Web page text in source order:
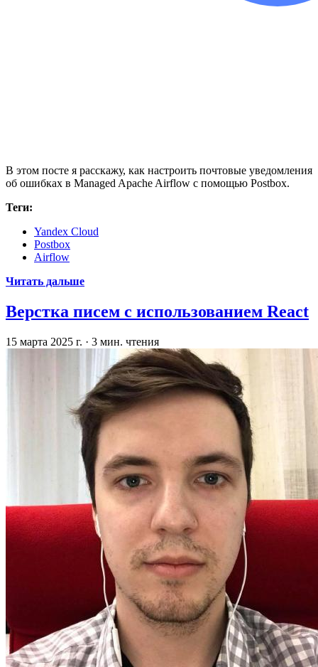
В этом посте я расскажу, как настроить почтовые уведомления
об ошибках в Managed Apache Airflow с помощью Postbox.
Теги:
Yandex Cloud
Postbox
Airflow
Читать дальше
Верстка писем с использованием React
15 марта 2025 г. · 3 мин. чтения